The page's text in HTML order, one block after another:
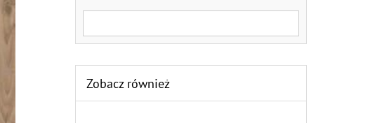
Zobacz również